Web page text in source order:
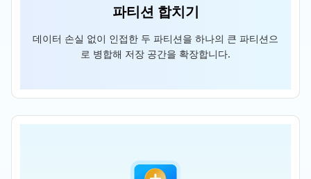
파티션 합치기
데이터 손실 없이 인접한 두 파티션을 하나의 큰 파티션으
로 병합해 저장 공간을 확장합니다.